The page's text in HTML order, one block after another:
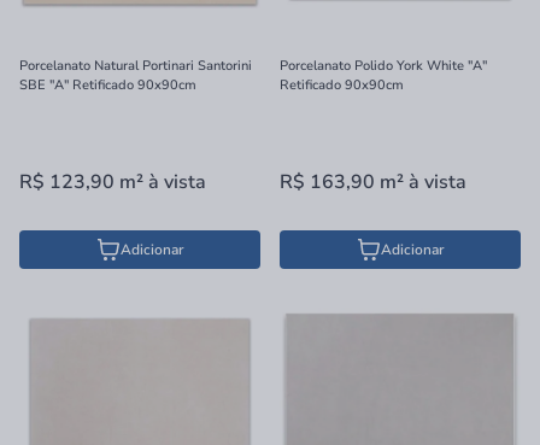
Porcelanato Natural Portinari Santorini
SBE "A" Retificado 90x90cm
R$ 123,90 m²à vista
Adicionar
Porcelanato Polido York White "A"
Retificado 90x90cm
R$ 163,90 m²à vista
Adicionar